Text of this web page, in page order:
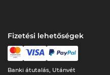
Fizetési lehetőségek
Banki átutalás, Utánvét